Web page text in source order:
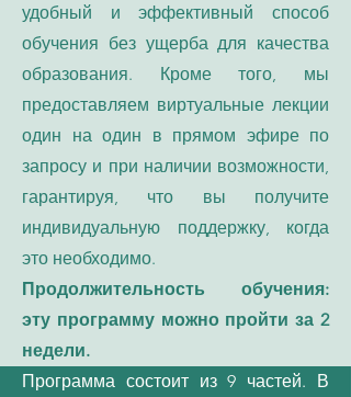
удобный и эффективный способ
обучения без ущерба для качества
образования. Кроме того, мы
предоставляем виртуальные лекции
один на один в прямом эфире по
запросу и при наличии возможности,
гарантируя, что вы получите
индивидуальную поддержку, когда
это необходимо.
Продолжительность обучения:
эту программу можно пройти за 2
недели.
Программа состоит из 9 частей. В